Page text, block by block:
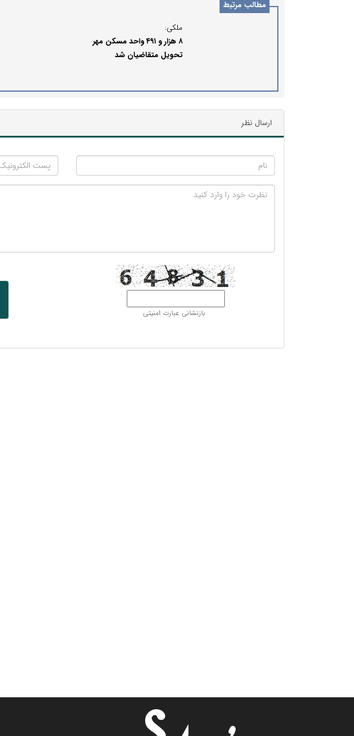
مطالب مرتبط
ملکی:
۸ هزار و ۴۹۱ واحد مسکن مهر
تحویل متقاضیان شد
ارسال نظر
بازنشانی عبارت امنیتی